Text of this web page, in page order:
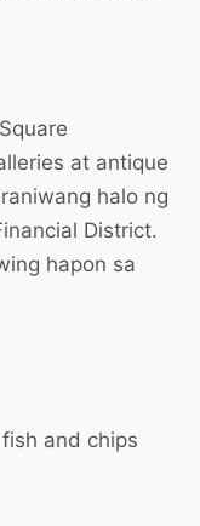
at antique
halo ng
District.
hapon sa
and chips